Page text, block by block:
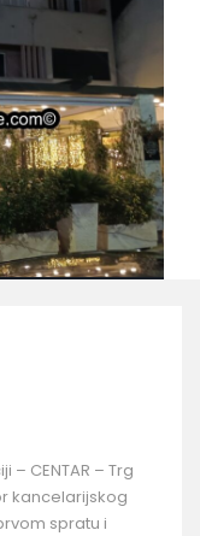
– CENTAR – Trg
kancelarijskog
spratu i